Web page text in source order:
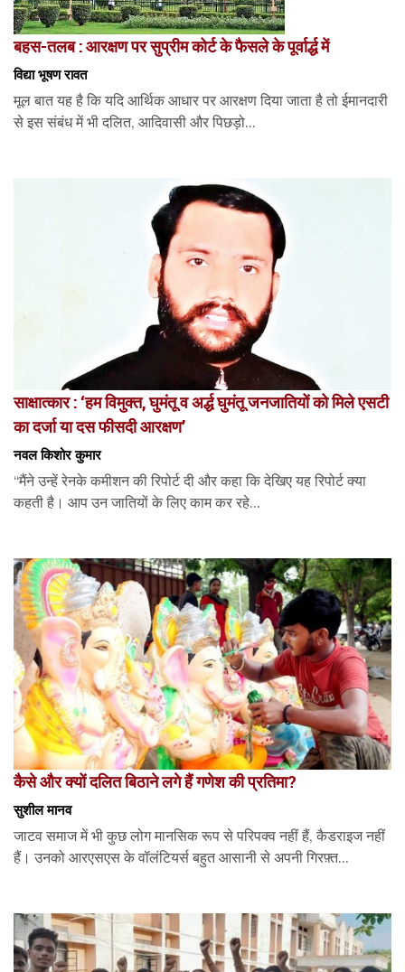
बहस-तलब : आरक्षण पर सुप्रीम कोर्ट के फैसले के पूर्वार्द्ध में
विद्या भूषण रावत
मूल बात यह है कि यदि आर्थिक आधार पर आरक्षण दिया जाता है तो ईमानदारी
से इस संबंध में भी दलित, आदिवासी और पिछड़ो...
साक्षात्कार : ‘हम विमुक्त, घुमंतू व अर्द्ध घुमंतू जनजातियों को मिले एसटी
का दर्जा या दस फीसदी आरक्षण’
नवल किशोर कुमार
“मैंने उन्हें रेनके कमीशन की रिपोर्ट दी और कहा कि देखिए यह रिपोर्ट क्या
कहती है। आप उन जातियों के लिए काम कर रहे...
कैसे और क्यों दलित बिठाने लगे हैं गणेश की प्रतिमा?
सुशील मानव
जाटव समाज में भी कुछ लोग मानसिक रूप से परिपक्व नहीं हैं, कैडराइज नहीं
हैं। उनको आरएसएस के वॉलंटियर्स बहुत आसानी से अपनी गिरफ़्त...